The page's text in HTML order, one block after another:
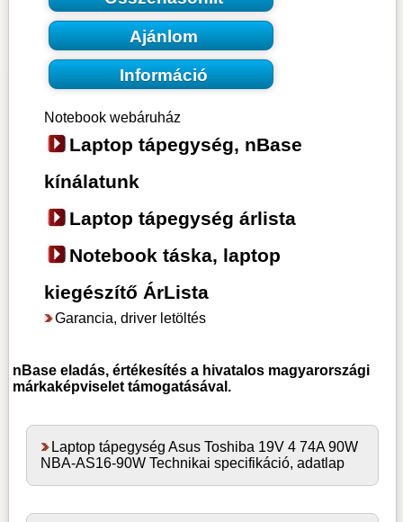
Ajánlom
Információ
Notebook webáruház
Laptop tápegység, nBase
kínálatunk
Laptop tápegység árlista
Notebook táska, laptop
kiegészítő ÁrLista
Garancia, driver letöltés
nBase eladás, értékesítés a hivatalos magyarországi
márkaképviselet támogatásával.
Laptop tápegység Asus Toshiba 19V 4 74A 90W
NBA-AS16-90W Technikai specifikáció, adatlap